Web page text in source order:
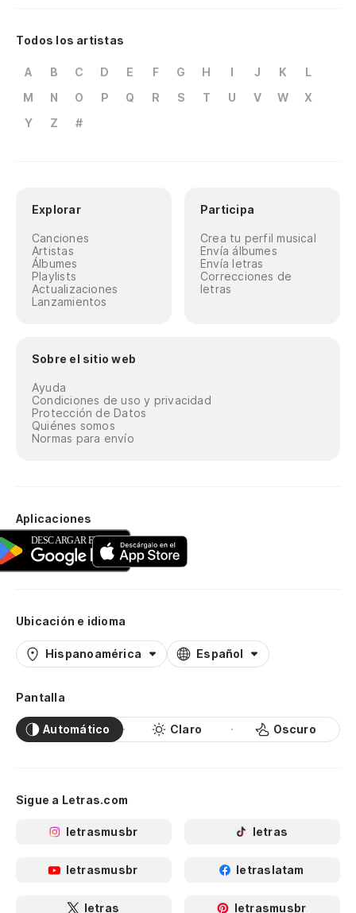
Todos los artistas
A B C D E F G H I J K
L
M
N O P Q R S T U V W
X
Y
Z #
Explorar
Canciones
Artistas
Álbumes
Playlists
Actualizaciones
Lanzamientos
Participa
Crea tu perfil musical
Envía álbumes
Envía letras
Correcciones de
letras
Sobre el sitio web
Ayuda
Condiciones de uso y privacidad
Protección de Datos
Quiénes somos
Normas para envío
Aplicaciones
Ubicación e idioma
Hispanoamérica Español
Pantalla
Automático Claro Oscuro
Sigue a Letras.com
letrasmusbr letras
letrasmusbr letraslatam
letras letrasmusbr